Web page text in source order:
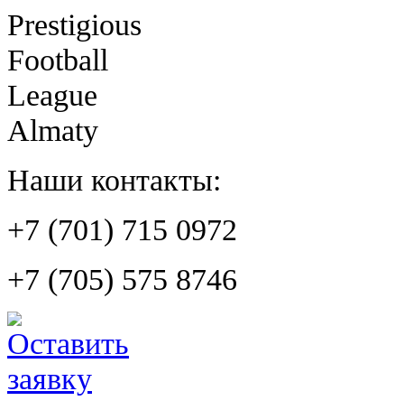
Prestigious
Football
League
Almaty
Наши контакты:
+7 (701) 715 0972
+7 (705) 575 8746